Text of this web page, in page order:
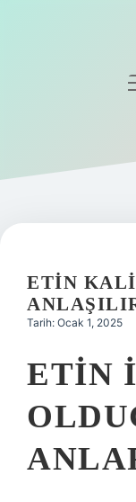
Gizlilik
Hakkımızda
ETIN
Tarih: Ocak 1, 2025
ETIN